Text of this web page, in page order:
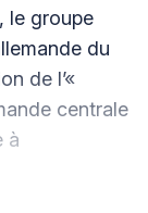
le groupe
du
de l’«
centrale
à